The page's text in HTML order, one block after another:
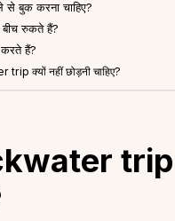
से बुक करना चाहिए?
बीच रुकते हैं?
करते हैं?
क्यों नहीं छोड़नी चाहिए?
trip